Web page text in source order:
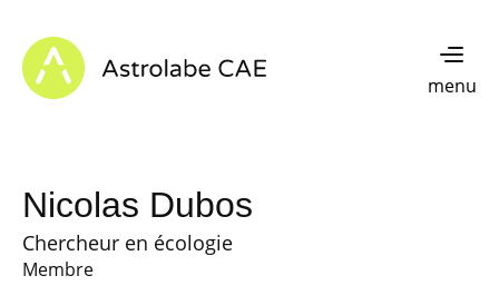
Astrolabe CAE - Home
menu
Nicolas Dubos
Chercheur en écologie
Membre